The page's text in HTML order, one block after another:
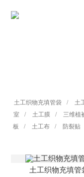
土工织物充填管袋 / 土
室
/ 土工膜 / 三维植
板
/ 土工布 / 防裂贴
土工织物充填管